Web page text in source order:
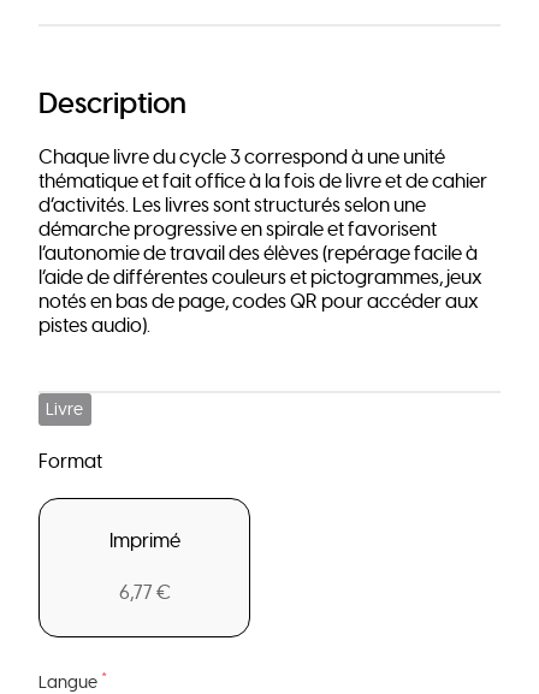
Description
Chaque livre du cycle 3 correspond à une unité
thématique et fait office à la fois de livre et de cahier
d’activités. Les livres sont structurés selon une
démarche progressive en spirale et favorisent
l’autonomie de travail des élèves (repérage facile à
l’aide de différentes couleurs et pictogrammes, jeux
notés en bas de page, codes QR pour accéder aux
pistes audio).
Livre
Format
Imprimé
6,77 €
Langue *